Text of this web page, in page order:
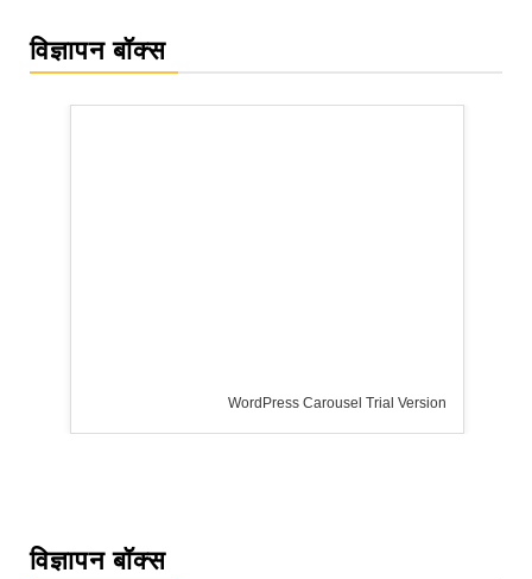
विज्ञापन बॉक्स
WordPress Carousel Trial Version
विज्ञापन बॉक्स